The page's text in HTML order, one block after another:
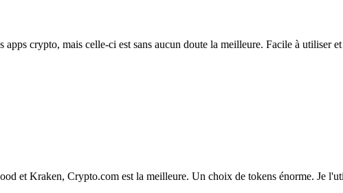
apps crypto, mais celle-ci est sans aucun doute la meilleure. Facile à utiliser
et Kraken, Crypto.com est la meilleure. Un choix de tokens énorme. Je